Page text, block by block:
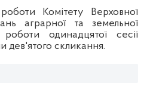
Комітету Верховної
аграрної та земельної
одинадцятої сесії
дев'ятого скликання.